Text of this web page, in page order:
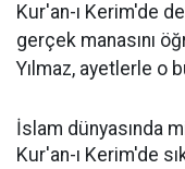
Kur'an-ı Kerim'de
gerçek manasını
Yılmaz, ayetlerle o
İslam dünyasında
Kur'an-ı Kerim'de